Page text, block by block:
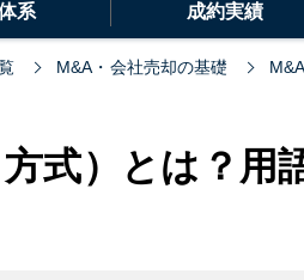
系 成約実績
M&A・会社売却の基礎
式）とは？用